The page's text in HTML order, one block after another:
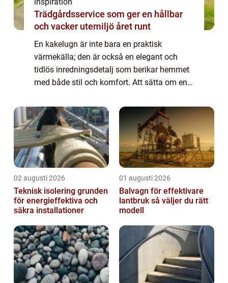
Trädgårdsservice som ger en hållbar
och vacker utemiljö året runt
En kakelugn är inte bara en praktisk
värmekälla; den är också en elegant och
tidlös inredningsdetalj som berikar hemmet
med både stil och komfort. Att sätta om en
02 augusti 2026
Teknisk isolering grunden
för energieffektiva och
säkra installationer
01 augusti 2026
Balvagn för effektivare
lantbruk så väljer du rätt
modell